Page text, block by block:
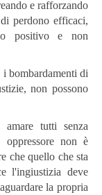
e rafforzando
perdono efficaci,
positivo e non
bombardamenti di
non possono
amare tutti senza
oppressore non è
che quello che sta
l'ingiustizia deve
la propria